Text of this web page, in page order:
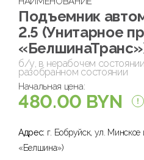
Подъемник
2.5 (Унитарное
б/у, в нерабочем
разобранном состоянии
Начальная цена:
480.00 BYN
Адрес: г. Бобруйск, ул.
«Белшина»)